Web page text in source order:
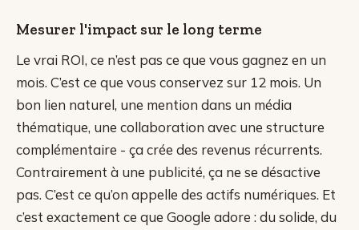
Mesurer l'impact sur le long terme
Le vrai ROI, ce n’est pas ce que vous gagnez en un
mois. C’est ce que vous conservez sur 12 mois. Un
bon lien naturel, une mention dans un média
thématique, une collaboration avec une structure
complémentaire - ça crée des revenus récurrents.
Contrairement à une publicité, ça ne se désactive
pas. C’est ce qu’on appelle des actifs numériques. Et
c’est exactement ce que Google adore : du solide, du